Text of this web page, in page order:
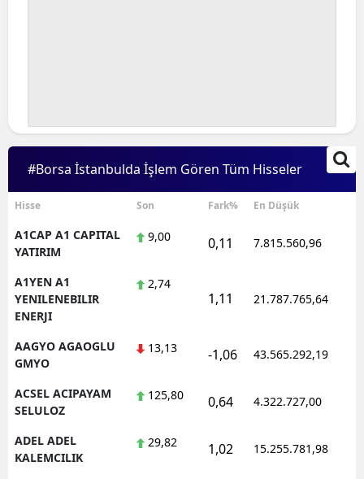
#Borsa İstanbulda İşlem Gören Tüm Hisseler
Hisse Son Fark% En Düşük
A1CAP A1 CAPITAL
YATIRIM
9,00 0,11 7.815.560,96
A1YEN A1
YENILENEBILIR
ENERJI
2,74
1,11 21.787.765,64
AAGYO AGAOGLU
GMYO
13,13 -1,06 43.565.292,19
ACSEL ACIPAYAM
SELULOZ
125,80 0,64 4.322.727,00
ADEL ADEL
KALEMCILIK
29,82 1,02 15.255.781,98